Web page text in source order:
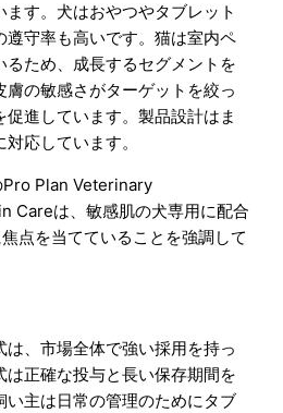
す。犬はおやつやタブレット
遵守率も高いです。猫は室内ペ
るため、成長するセグメントを
の敏感さがターゲットを絞っ
進しています。製品設計はま
応しています。
Plan Veterinary
Careは、敏感肌の犬専用に配合
点を当てていることを強調して
は、市場全体で強い採用を持っ
正確な投与と長い保存期間を
い主は日常の管理のためにタブ